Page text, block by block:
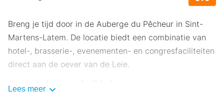
Breng je tijd door in de Auberge du Pêcheur in Sint-
Martens-Latem. De locatie biedt een combinatie van
hotel-, brasserie-, evenementen- en congresfaciliteiten
direct aan de oever van de Leie.
Over Auberge du Pêcheur
Lees meer